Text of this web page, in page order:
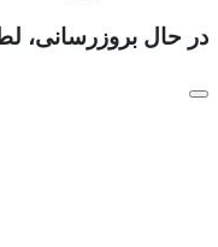
در حال بروزرسانی،